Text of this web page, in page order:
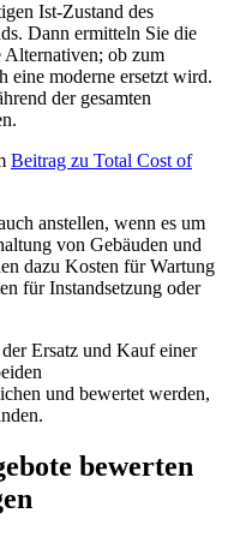
Ist-Zustand des
Dann ermitteln Sie die
Alternativen; ob zum
eine moderne ersetzt wird.
der gesamten
Beitrag zu Total Cost of
anstellen, wenn es um
von Gebäuden und
dazu Kosten für Wartung
für Instandsetzung oder
Ersatz und Kauf einer
und bewertet werden,
bewerten